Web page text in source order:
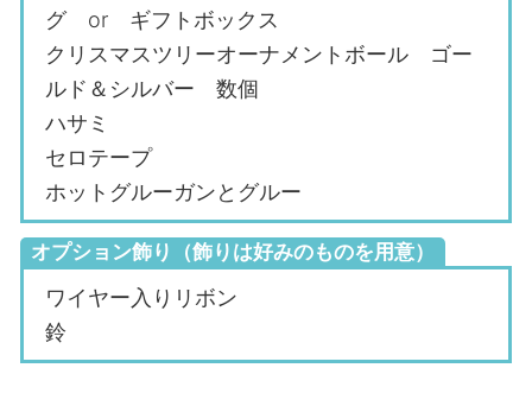
グ or ギフトボックス
クリスマスツリーオーナメントボール ゴー
ルド＆シルバー 数個
ハサミ
セロテープ
ホットグルーガンとグルー
オプション飾り（飾りは好みのものを用意）
ワイヤー入りリボン
鈴